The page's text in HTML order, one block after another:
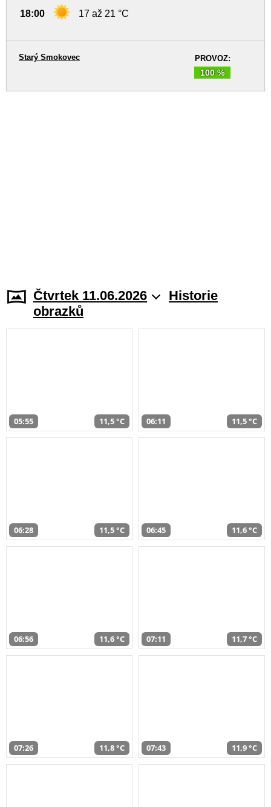
18:00 17 až 21 °C
PROVOZ:
100 %
Starý Smokovec
Čtvrtek 11.06.2026
Historie
obrazků
05:55 11,5 °C 06:11 11,5 °C
06:28 11,5 °C 06:45 11,6 °C
06:56 11,6 °C 07:11 11,7 °C
07:26 11,8 °C 07:43 11,9 °C